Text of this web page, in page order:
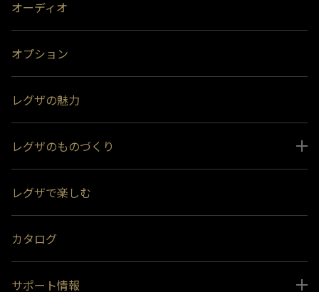
オーディオ
オプション
レグザの魅力
レグザのものづくり
スペシャルコンテンツ
受賞履歴
レグザで楽しむ
カタログ
サポート情報